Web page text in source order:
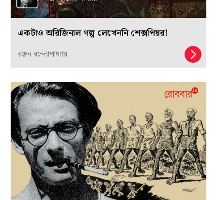
একটাও অরিজিনাল গল্প লেখেননি শেক্সপিয়র!
রঞ্জন বন্দ্যোপাধ্যায়